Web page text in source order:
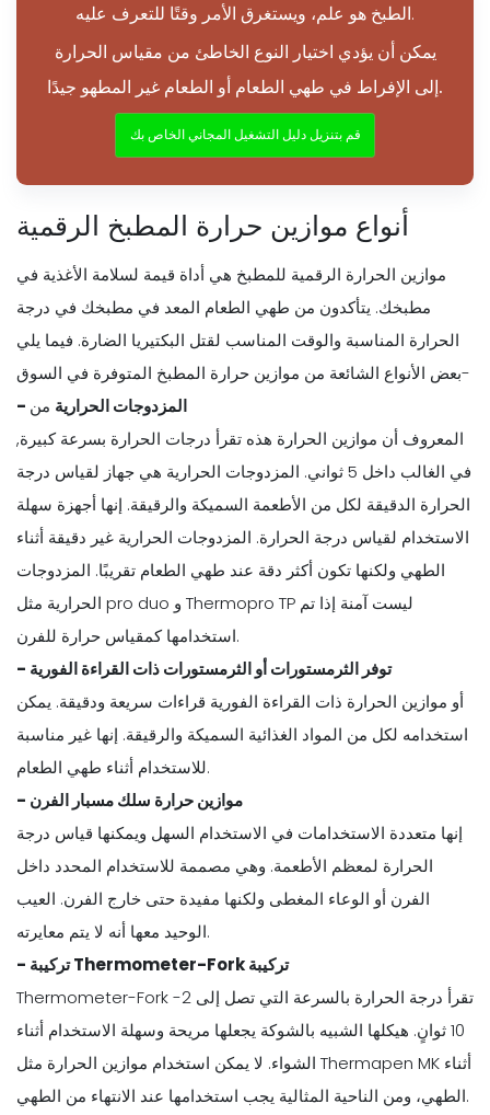
الطبخ هو علم، ويستغرق الأمر وقتًا للتعرف عليه.
يمكن أن يؤدي اختيار النوع الخاطئ من مقياس الحرارة
إلى الإفراط في طهي الطعام أو الطعام غير المطهو جيدًا.
قم بتنزيل دليل التشغيل المجاني الخاص بك
أنواع موازين حرارة المطبخ الرقمية
موازين الحرارة الرقمية للمطبخ هي أداة قيمة لسلامة الأغذية في
مطبخك. يتأكدون من طهي الطعام المعد في مطبخك في درجة
الحرارة المناسبة والوقت المناسب لقتل البكتيريا الضارة. فيما يلي
بعض الأنواع الشائعة من موازين حرارة المطبخ المتوفرة في السوق-
- المزدوجات الحرارية من
المعروف أن موازين الحرارة هذه تقرأ درجات الحرارة بسرعة كبيرة,
في الغالب داخل 5 ثواني. المزدوجات الحرارية هي جهاز لقياس درجة
الحرارة الدقيقة لكل من الأطعمة السميكة والرقيقة. إنها أجهزة سهلة
الاستخدام لقياس درجة الحرارة. المزدوجات الحرارية غير دقيقة أثناء
الطهي ولكنها تكون أكثر دقة عند طهي الطعام تقريبًا. المزدوجات
الحرارية مثل pro duo و Thermopro TP ليست آمنة إذا تم
استخدامها كمقياس حرارة للفرن.
- توفر الثرمستورات أو الثرمستورات ذات القراءة الفورية
أو موازين الحرارة ذات القراءة الفورية قراءات سريعة ودقيقة. يمكن
استخدامه لكل من المواد الغذائية السميكة والرقيقة. إنها غير مناسبة
للاستخدام أثناء طهي الطعام.
- موازين حرارة سلك مسبار الفرن
إنها متعددة الاستخدامات في الاستخدام السهل ويمكنها قياس درجة
الحرارة لمعظم الأطعمة. وهي مصممة للاستخدام المحدد داخل
الفرن أو الوعاء المغطى ولكنها مفيدة حتى خارج الفرن. العيب
الوحيد معها أنه لا يتم معايرته.
- تركيبة Thermometer-Fork تركيبة
Thermometer-Fork تقرأ درجة الحرارة بالسرعة التي تصل إلى 2-
10 ثوانٍ. هيكلها الشبيه بالشوكة يجعلها مريحة وسهلة الاستخدام أثناء
الشواء. لا يمكن استخدام موازين الحرارة مثل Thermapen MK أثناء
الطهي، ومن الناحية المثالية يجب استخدامها عند الانتهاء من الطهي.